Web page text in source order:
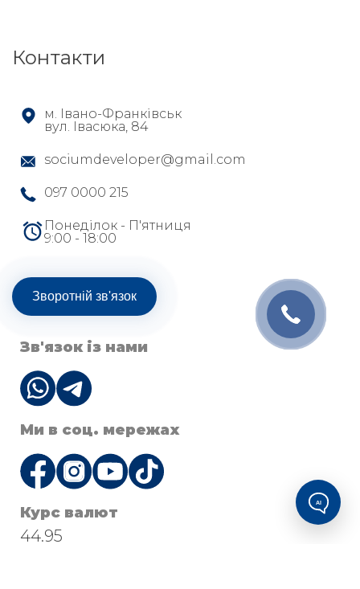
Контакти
м. Івано-Франківськ
вул. Івасюка, 84
sociumdeveloper@gmail.com
097 0000 215
Понеділок - П'ятниця
9:00 - 18:00
Зворотній зв'язок
Зв'язок із нами
Ми в соц. мережах
Курс валют
44.95
AI